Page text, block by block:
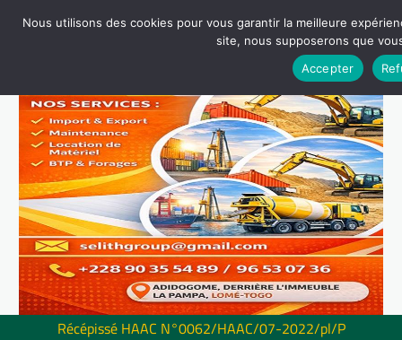
Récépissé HAAC N°0062/HAAC/07-2022/pl/P
Nous utilisons des cookies pour vous garantir la meilleure
site, nous supposerons que
Accepter